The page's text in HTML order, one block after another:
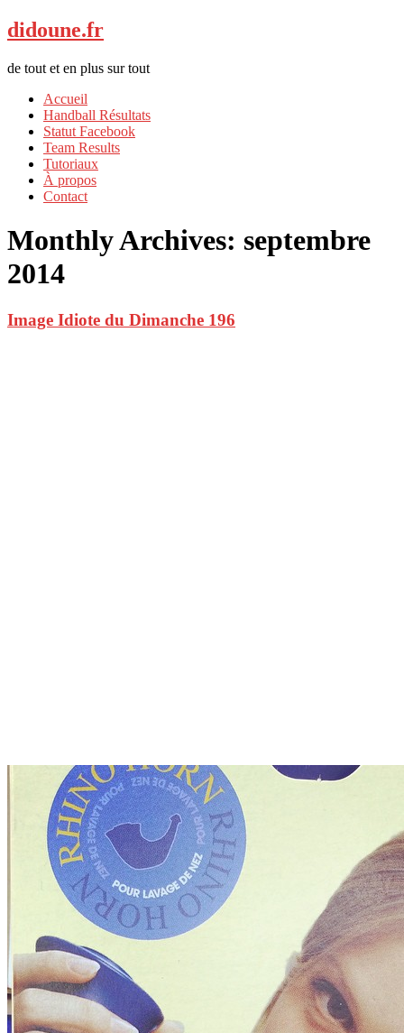
didoune.fr
de tout et en plus sur tout
Accueil
Handball Résultats
Statut Facebook
Team Results
Tutoriaux
À propos
Contact
Monthly Archives: septembre
2014
Image Idiote du Dimanche 196